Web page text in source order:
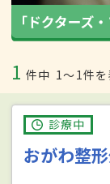
1 件中 1〜1件
診療中
おがわ整